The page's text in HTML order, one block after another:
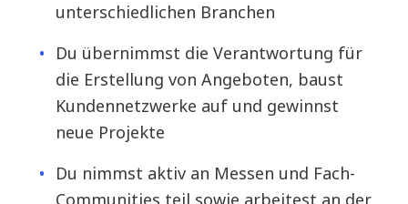
unterschiedlichen Branchen
Du übernimmst die Verantwortung für
die Erstellung von Angeboten, baust
Kundennetzwerke auf und gewinnst
neue Projekte
Du nimmst aktiv an Messen und Fach-
Communities teil sowie arbeitest an der